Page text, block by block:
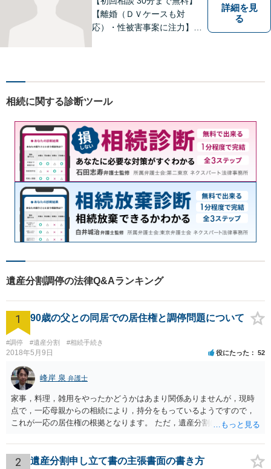
【離婚（ＤＶケースも対
応）・性被害事案に注力】
詳細を見
る
相続に関する診断ツール
遺産分割調停の法律Q&Aランキング
1 90歳の父との同居での居住権と調停問題について
#調停 #遺産分割 #相続手続き
2018年5月9日 役にたった 52
峰岸 泉 弁護士
家事，料理，雑用をやったかどうかはあまり関係ありませんが，現時
点で，一応母親からの相続により，持分をもっているようですので，
これが一応の居住権の根拠となります。 ただ，遺産分割により，母の
2 遺産分割申し立て書の主張書面の書き方